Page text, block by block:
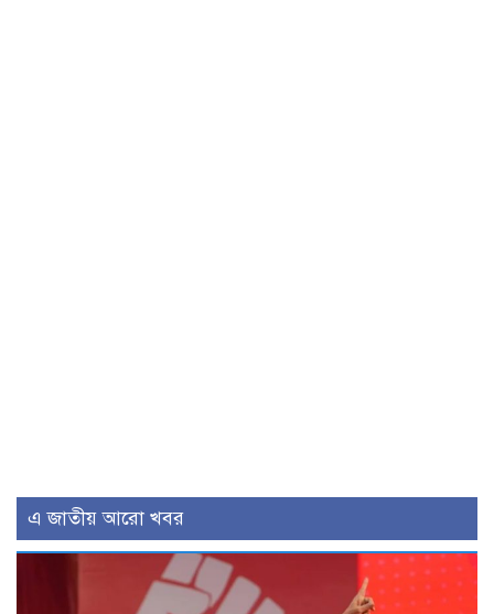
এ জাতীয় আরো খবর